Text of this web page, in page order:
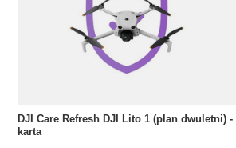
DJI Care Refresh DJI Lito 1 (plan dwuletni) -
karta